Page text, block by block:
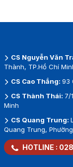
CS Nguyễn Văn
Thành, TP.Hồ Chí
CS Cao Thắng: 93
CS Thành Thái: 7/
Minh
CS Quang Trung:
Quang Trung,
HOTLINE :